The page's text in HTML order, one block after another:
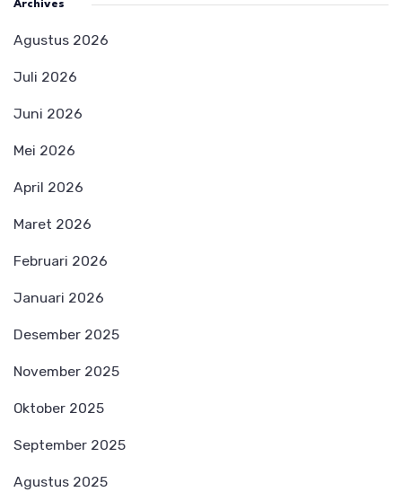
Archives
Agustus 2026
Juli 2026
Juni 2026
Mei 2026
April 2026
Maret 2026
Februari 2026
Januari 2026
Desember 2025
November 2025
Oktober 2025
September 2025
Agustus 2025